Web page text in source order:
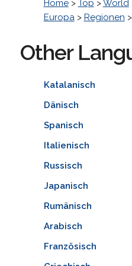
Home> Top >World
Europa> Regionen >
Other
Katalanisch
Dänisch
Spanisch
Italienisch
Russisch
Japanisch
Rumänisch
Arabisch
Französisch